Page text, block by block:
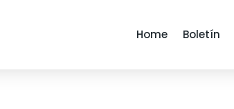
Home Boletín